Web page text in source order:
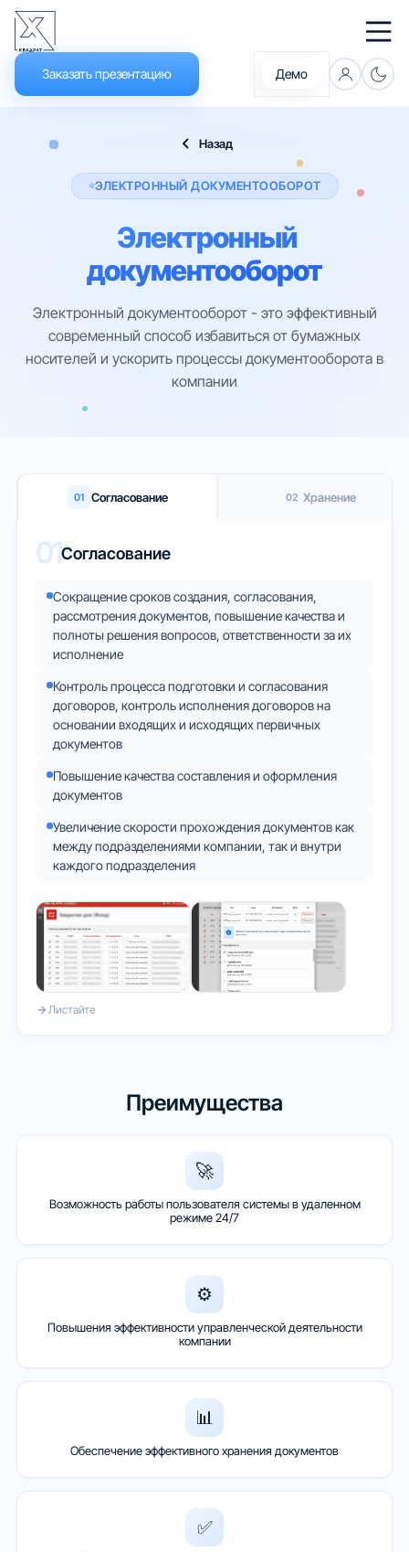
Что нового
Документация
Обучение
Новости
Платформа
Решения
Демо
Заказать презентацию
Назад
ЭЛЕКТРОННЫЙ ДОКУМЕНТООБОРОТ
Электронный
документооборот
Электронный документооборот - это эффективный
современный способ избавиться от бумажных
носителей и ускорить процессы документооборота в
компании
01 Согласование 02 Хранение
01Согласование
Сокращение сроков создания, согласования,
рассмотрения документов, повышение качества и
полноты решения вопросов, ответственности за их
исполнение
Контроль процесса подготовки и согласования
договоров, контроль исполнения договоров на
основании входящих и исходящих первичных
документов
Повышение качества составления и оформления
документов
Увеличение скорости прохождения документов как
между подразделениями компании, так и внутри
каждого подразделения
Листайте
Преимущества
🚀
Возможность работы пользователя системы в удаленном
режиме 24/7
⚙️
Повышения эффективности управленческой деятельности
компании
📊
Обеспечение эффективного хранения документов
✅